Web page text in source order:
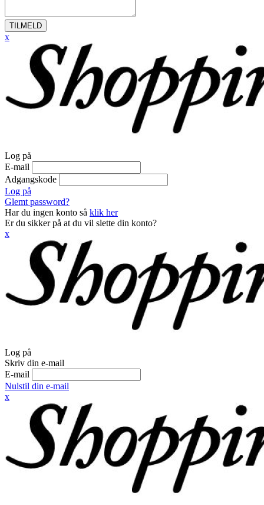
TILMELD
x
Log på
E-mail
Adgangskode
Log på
Glemt password?
Har du ingen konto så klik her
Er du sikker på at du vil slette din konto?
x
Log på
Skriv din e-mail
E-mail
Nulstil din e-mail
x